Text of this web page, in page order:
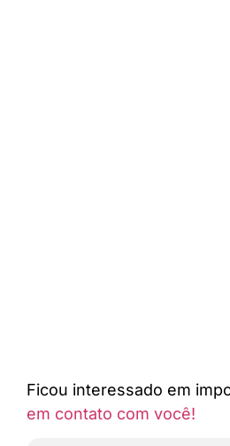
Ficou interessado em
em contato com você!